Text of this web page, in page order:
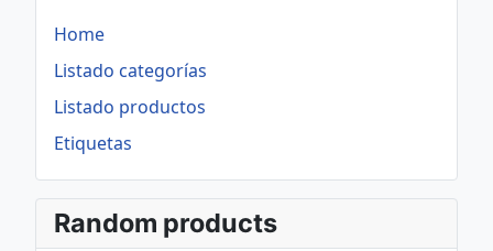
Home
Listado categorías
Listado productos
Etiquetas
Random products